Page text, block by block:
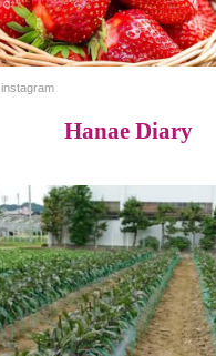
Hanae Diary